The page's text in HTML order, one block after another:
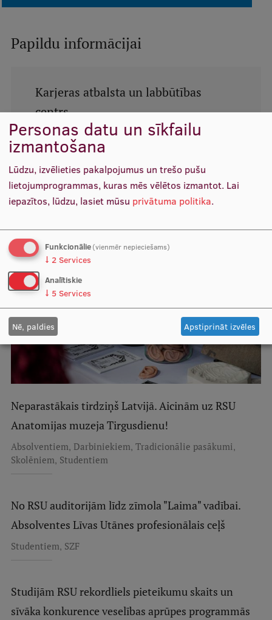
Pētniecības datu pārvaldība
Zinātnes ietekme
Doktorantūras skola
Pētniecības pakalpojumi
Pētniecības projekti
Zinātnieku brokastis
Vertikāli integrētie projekti
Inovāciju centrs
Starptautiskā sadarbība
Mobilitātes programmas
Starptautiskie projekti
EURAXESS RSU kontaktpunkts
Papildu informācijai
Karjeras atbalsta un labbūtības
centrs
Karjeras atbalsta un labbūtības centrs
Vīlipa iela 12, Rīga
karjerascentrs@rsu.lv
Neparastākais tirdziņš Latvijā. Aicinām uz RSU
Anatomijas muzeja Tirgusdienu!
Absolventiem, Darbiniekiem, Tradicionālie pasākumi,
Skolēniem, Studentiem
No RSU auditorijām līdz zīmola "Laima" vadībai.
Absolventes Līvas Utānes profesionālais ceļš
Studentiem, SZF
Studijām RSU rekordliels pieteikumu skaits un
sīvāka konkurence veselības aprūpes programmās
Personas datu un sīkfailu
izmantošana
Lūdzu, izvēlieties pakalpojumus un trešo pušu
lietojumprogrammas, kuras mēs vēlētos izmantot. Lai
iepazītos, lūdzu, lasiet mūsu privātuma politika.
Funkcionālie(vienmēr nepieciešams)
↓ 2 Services
Analītiskie
↓ 5 Services
Nē, paldies Apstiprināt izvēles